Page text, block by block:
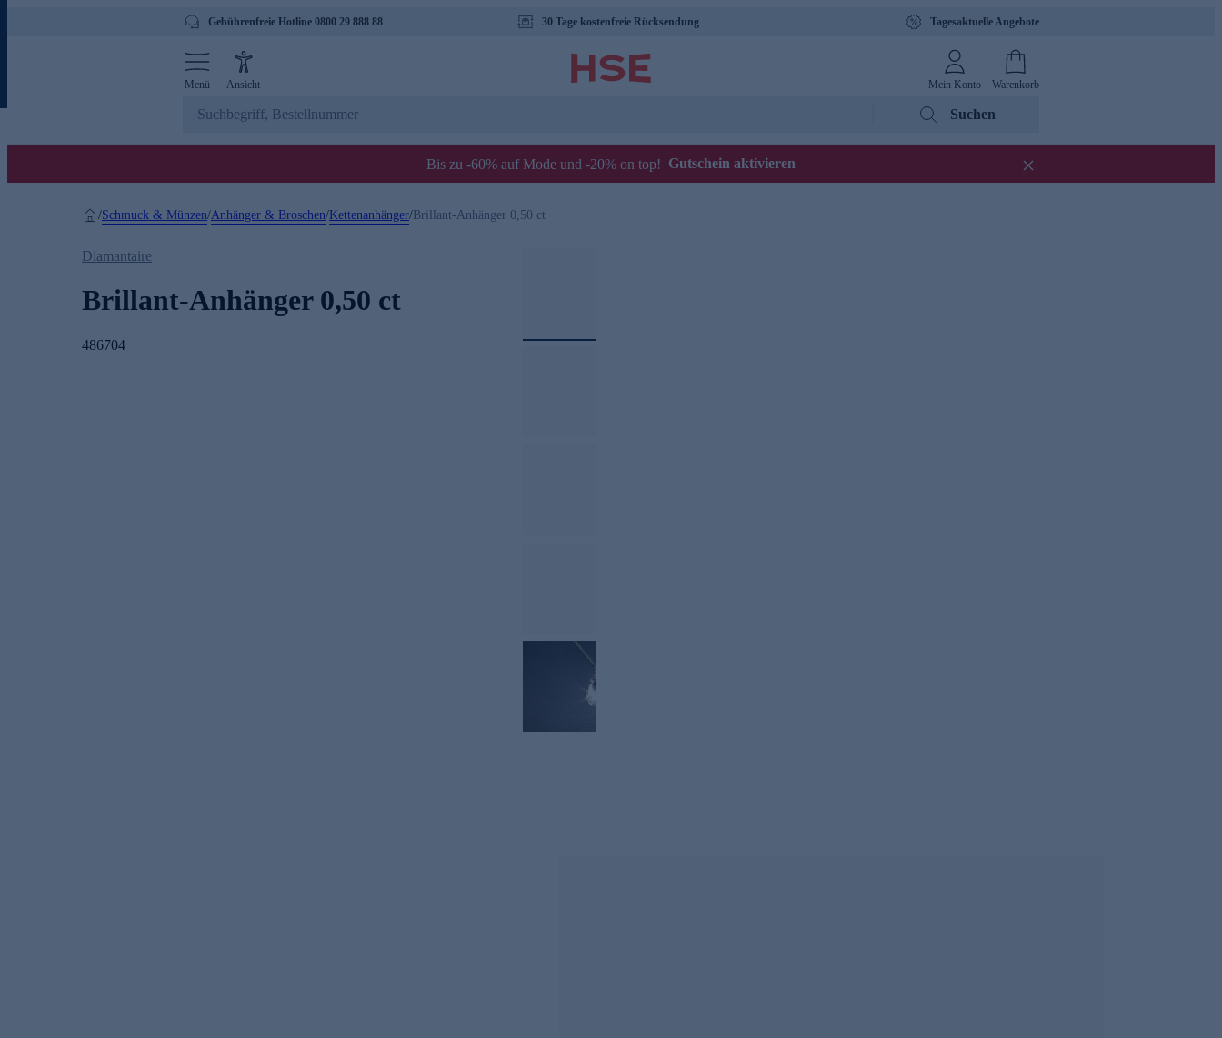
Gebührenfreie Hotline 0800 29 888 88 30 Tage kostenfreie Rücksendung Tagesaktuelle Angebote
Menü Ansicht Mein Konto Warenkorb
Suchen
Bis zu -60% auf Mode und -20% on top! Gutschein aktivieren
/Schmuck & Münzen/Anhänger & Broschen/Kettenanhänger/ Brillant-Anhänger 0,50 ct
Diamantaire
Brillant-Anhänger 0,50 ct
486704